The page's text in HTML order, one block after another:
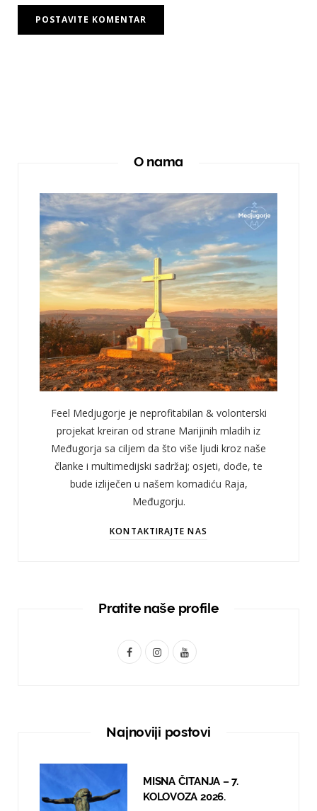
O nama
Feel Medjugorje je neprofitabilan & volonterski
projekat kreiran od strane Marijinih mladih iz
Međugorja sa ciljem da što više ljudi kroz naše
članke i multimedijski sadržaj; osjeti, dođe, te
bude izliječen u našem komadiću Raja,
Međugorju.
KONTAKTIRAJTE NAS
Pratite naše profile
F
I
t
r
Y
T
e
Najnoviji postovi
MISNA ČITANJA – 7.
KOLOVOZA 2026.